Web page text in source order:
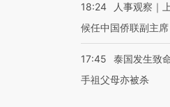
18:24
人事观察｜
候任中国侨联副主席
17:45
泰国发生致
手祖父母亦被杀